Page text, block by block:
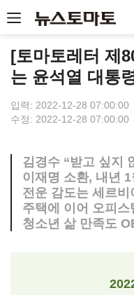
[토마토레터 제
는 윤석열 대통
입력: 2022-12-28 07:00:00
수정: 2022-12-28 07:00:00
김경수 “받고 싶지
이재명 소환, 내년
전운 감도는 세르비
주택에 이어 오피스
청소년 삶 만족도